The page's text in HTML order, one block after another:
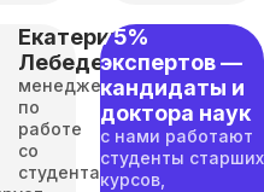
Екатерина
Лебедева
менеджер
по
работе
со
студентами
75%
экспертов —
кандидаты и
доктора наук
с нами работают
студенты старших
курсов,